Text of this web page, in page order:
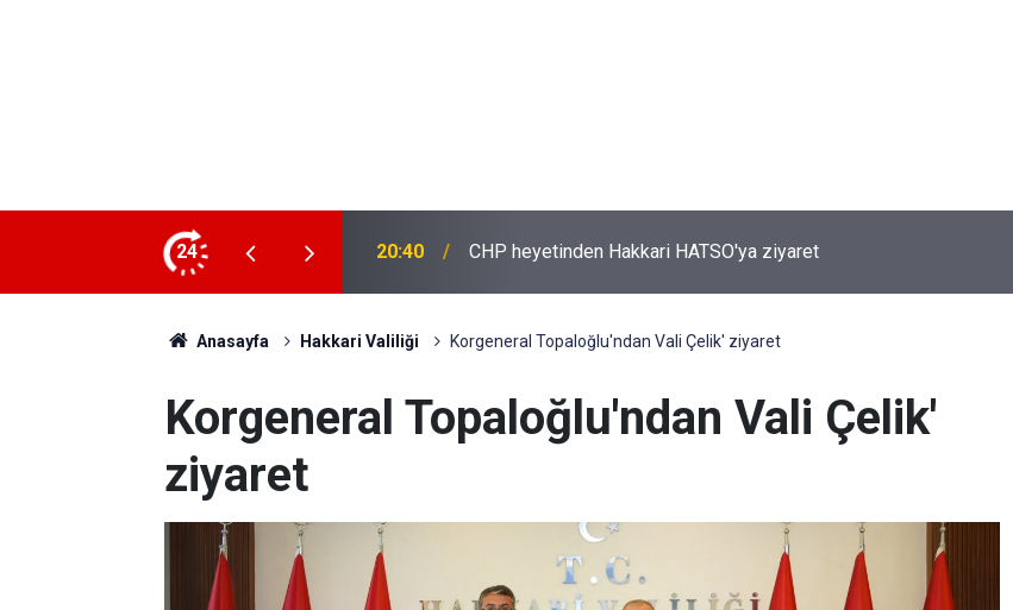
24 20:36 İhtiyaç Sahibi Engellilere umut olan bağış
Anasayfa Hakkari Valiliği Korgeneral Topaloğlu'ndan Vali Çelik' ziyaret
Korgeneral Topaloğlu'ndan Vali Çelik'
ziyaret